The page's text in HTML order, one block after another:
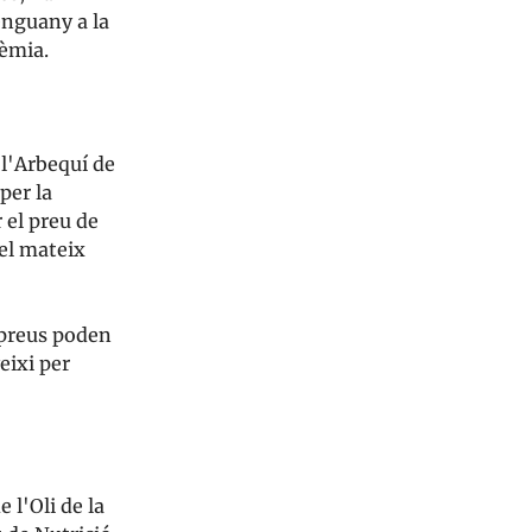
a la
de
la
preu de
mateix
poden
per
l'Oli de la